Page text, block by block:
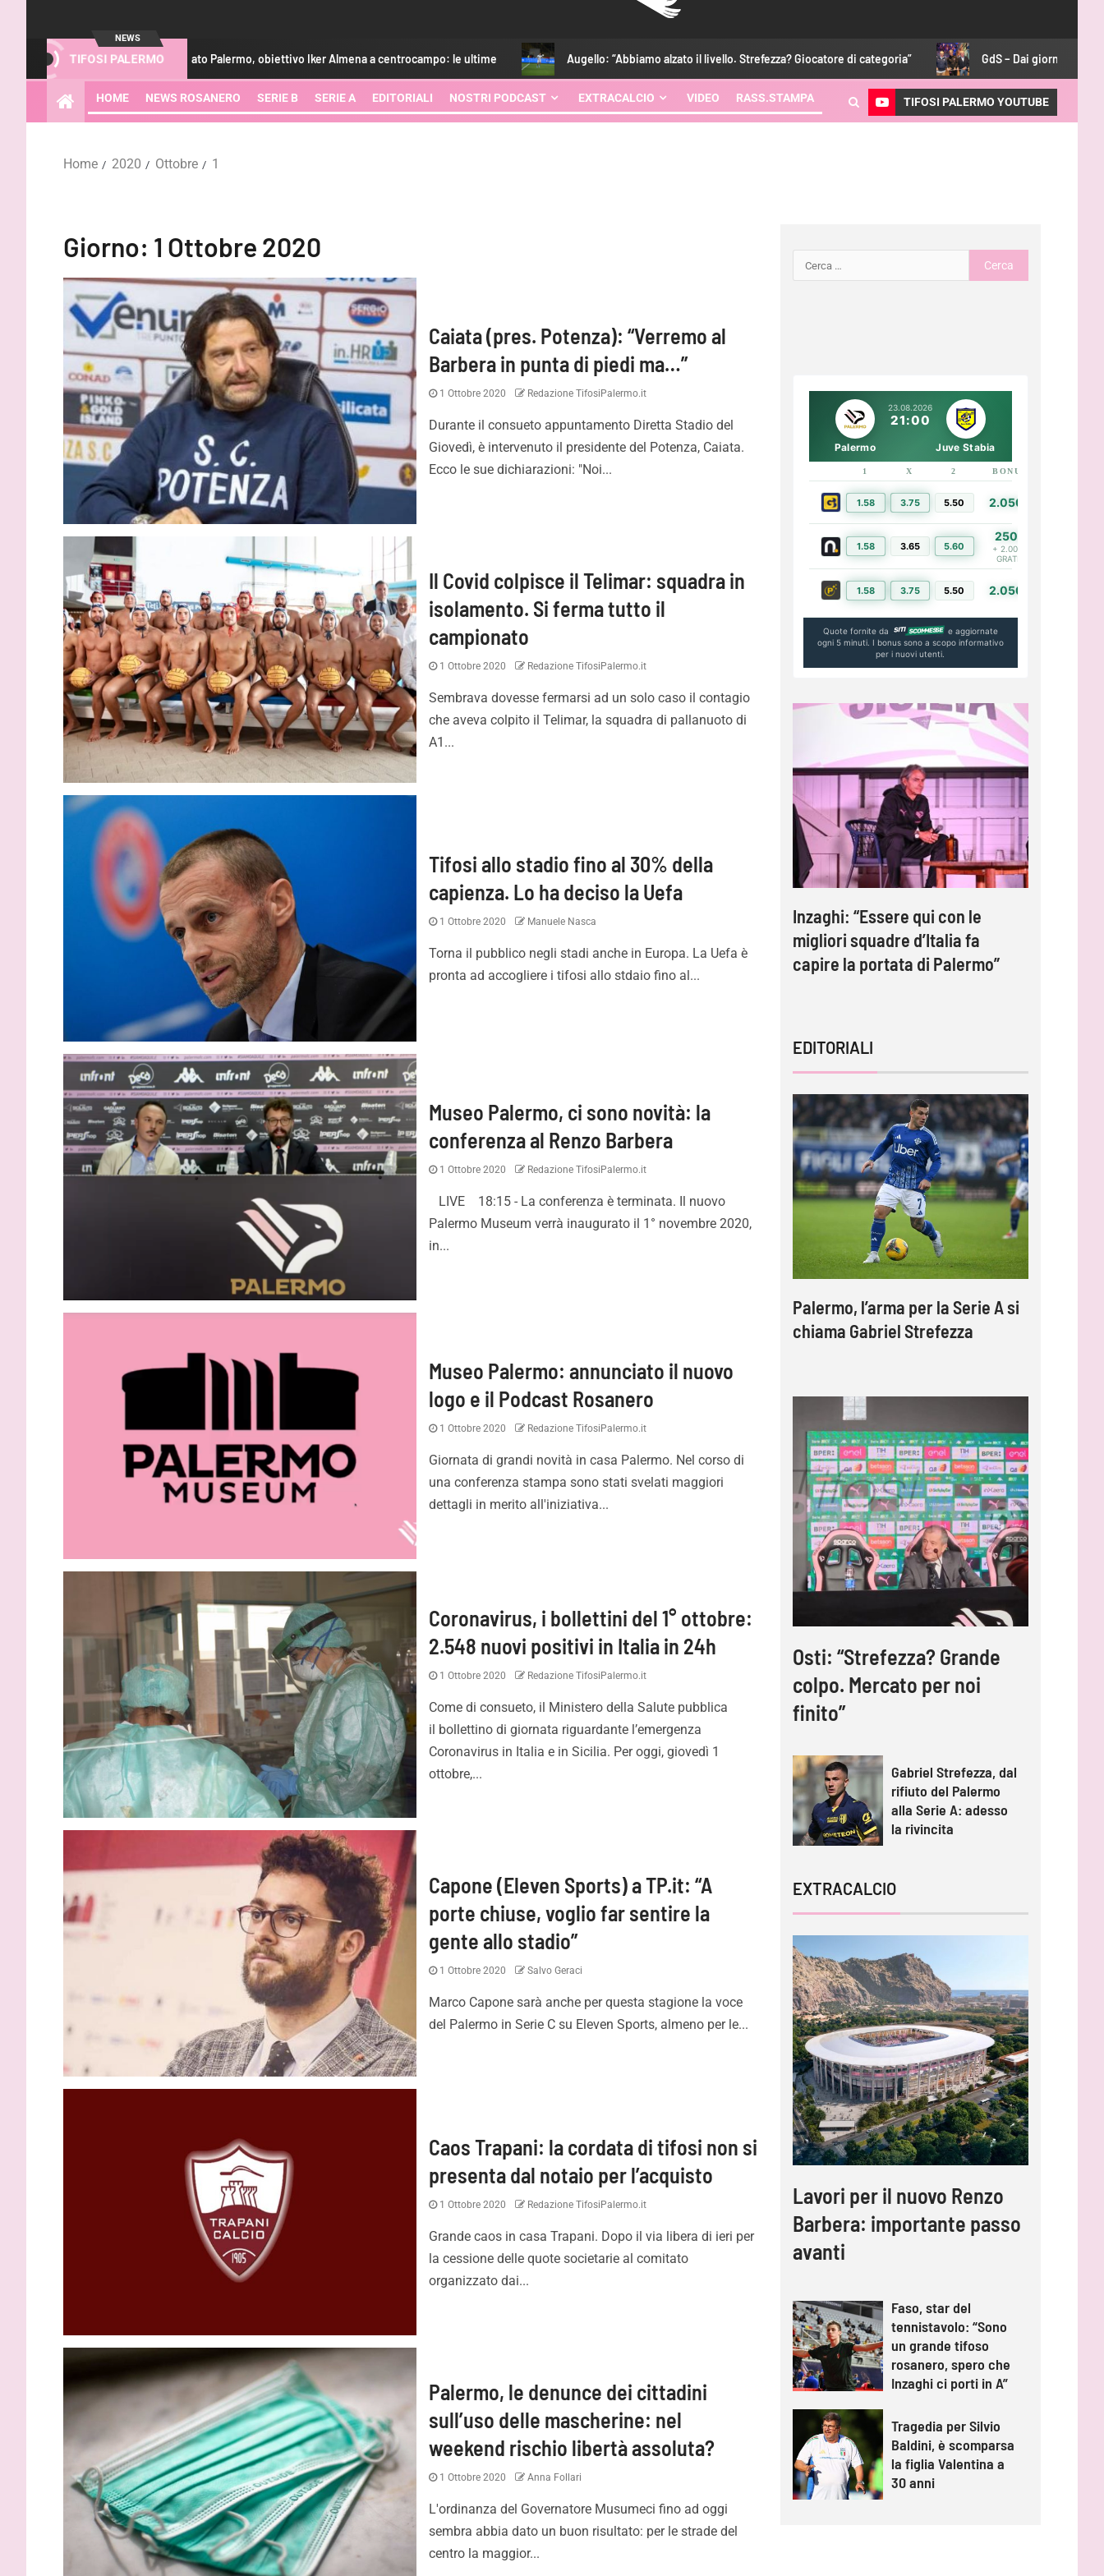
NEWS
TIFOSI PALERMO
Calciomercato Palermo, obiettivo Iker Almena a centrocampo: le ultime Augello: “Abbiamo alzato il livello. Strefezza? Giocatore di categoria” GdS – Dai giornali alle feste, Perth
HOME NEWS ROSANERO SERIE B SERIE A EDITORIALI NOSTRI PODCAST EXTRACALCIO VIDEO RASS.STAMPA TIFOSI PALERMO YOUTUBE
Home 2020 Ottobre 1
Giorno: 1 Ottobre 2020
Caiata (pres. Potenza): “Verremo al
Barbera in punta di piedi ma…”
1 Ottobre 2020 Redazione TifosiPalermo.it
Durante il consueto appuntamento Diretta Stadio del
Giovedì, è intervenuto il presidente del Potenza, Caiata.
Ecco le sue dichiarazioni: "Noi...
Il Covid colpisce il Telimar: squadra in
isolamento. Si ferma tutto il
campionato
1 Ottobre 2020 Redazione TifosiPalermo.it
Sembrava dovesse fermarsi ad un solo caso il contagio
che aveva colpito il Telimar, la squadra di pallanuoto di
A1...
Tifosi allo stadio fino al 30% della
capienza. Lo ha deciso la Uefa
1 Ottobre 2020 Manuele Nasca
Torna il pubblico negli stadi anche in Europa. La Uefa è
pronta ad accogliere i tifosi allo stdaio fino al...
Museo Palermo, ci sono novità: la
conferenza al Renzo Barbera
1 Ottobre 2020 Redazione TifosiPalermo.it
LIVE 18:15 - La conferenza è terminata. Il nuovo
Palermo Museum verrà inaugurato il 1° novembre 2020,
in...
Museo Palermo: annunciato il nuovo
logo e il Podcast Rosanero
1 Ottobre 2020 Redazione TifosiPalermo.it
Giornata di grandi novità in casa Palermo. Nel corso di
una conferenza stampa sono stati svelati maggiori
dettagli in merito all'iniziativa...
Coronavirus, i bollettini del 1° ottobre:
2.548 nuovi positivi in Italia in 24h
1 Ottobre 2020 Redazione TifosiPalermo.it
Come di consueto, il Ministero della Salute pubblica
il bollettino di giornata riguardante l’emergenza
Coronavirus in Italia e in Sicilia. Per oggi, giovedì 1
ottobre,...
Capone (Eleven Sports) a TP.it: “A
porte chiuse, voglio far sentire la
gente allo stadio”
1 Ottobre 2020 Salvo Geraci
Marco Capone sarà anche per questa stagione la voce
del Palermo in Serie C su Eleven Sports, almeno per le...
Caos Trapani: la cordata di tifosi non si
presenta dal notaio per l’acquisto
1 Ottobre 2020 Redazione TifosiPalermo.it
Grande caos in casa Trapani. Dopo il via libera di ieri per
la cessione delle quote societarie al comitato
organizzato dai...
Palermo, le denunce dei cittadini
sull’uso delle mascherine: nel
weekend rischio libertà assoluta?
1 Ottobre 2020 Anna Follari
L'ordinanza del Governatore Musumeci fino ad oggi
sembra abbia dato un buon risultato: per le strade del
centro la maggior...
23.08.2026
21:00
Palermo Juve Stabia
1 X 2 BONUS
1.58 3.75 5.50 2.050€
1.58 3.65 5.60
250€
+ 2.000€
GRATIS
1.58 3.75 5.50 2.050€
Quote fornite da
e aggiornate
ogni 5 minuti. I bonus sono a scopo informativo
per i nuovi utenti.
Inzaghi: “Essere qui con le
migliori squadre d’Italia fa
capire la portata di Palermo”
Gardini: “Pronti per essere
protagonisti. Con i tifosi nulla è
impossibile”
Palermo, adesso è ufficiale:
comunicato
Inzaghi: “Essere qui con le
migliori squadre d’Italia fa
capire la portata di Palermo”
EDITORIALI
Palermo, l’arma per la Serie A si
chiama Gabriel Strefezza
Osti: “Strefezza? Grande
colpo. Mercato per noi
finito”
Gabriel Strefezza, dal
rifiuto del Palermo
alla Serie A: adesso
la rivincita
EXTRACALCIO
Lavori per il nuovo Renzo
Barbera: importante passo
avanti
Faso, star del
tennistavolo: “Sono
un grande tifoso
rosanero, spero che
Inzaghi ci porti in A”
Tragedia per Silvio
Baldini, è scomparsa
la figlia Valentina a
30 anni